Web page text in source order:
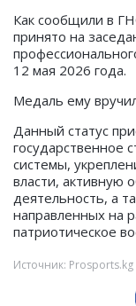
Как сообщили в
принято на
12 мая 2026 года.
Медаль ему
Данный статус
государственное
системы,
власти, активную
деятельность, а
направленных на
патриотическое
Источник: Prosports.kg